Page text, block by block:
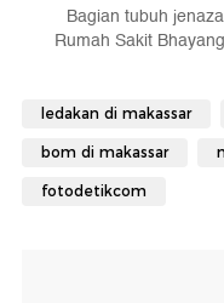
Bagian tubuh
Rumah Sakit
ledakan di makassar
bom di makassar
fotodetikcom